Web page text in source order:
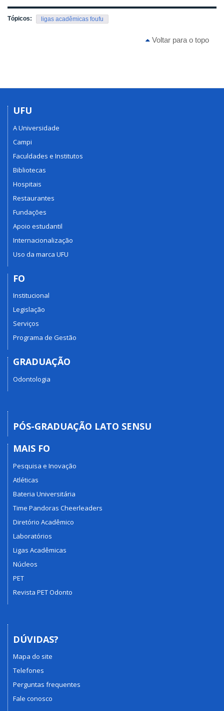
Tópicos: ligas acadêmicas foufu
Voltar para o topo
UFU
A Universidade
Campi
Faculdades e Institutos
Bibliotecas
Hospitais
Restaurantes
Fundações
Apoio estudantil
Internacionalização
Uso da marca UFU
FO
Institucional
Legislação
Serviços
Programa de Gestão
GRADUAÇÃO
Odontologia
PÓS-GRADUAÇÃO LATO SENSU
MAIS FO
Pesquisa e Inovação
Atléticas
Bateria Universitária
Time Pandoras Cheerleaders
Diretório Acadêmico
Laboratórios
Ligas Acadêmicas
Núcleos
PET
Revista PET Odonto
DÚVIDAS?
Mapa do site
Telefones
Perguntas frequentes
Fale conosco